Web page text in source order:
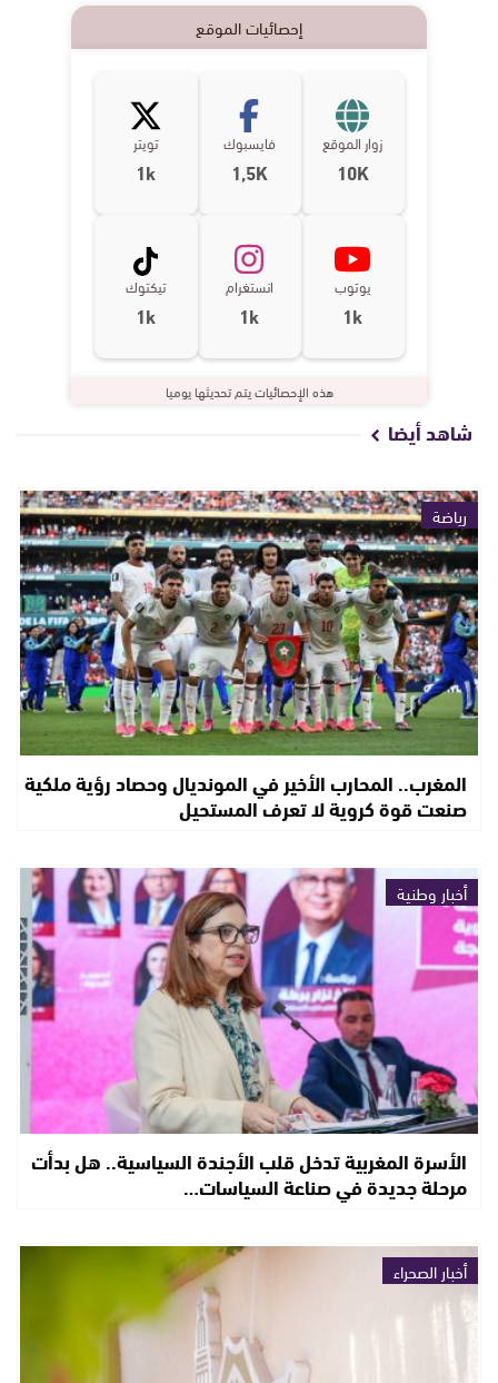
إحصائيات الموقع
زوار الموقع
10K
فايسبوك
1,5K
تويتر
1k
يوتوب
1k
انستغرام
1k
تيكتوك
1k
هذه الإحصائيات يتم تحديثها يوميا
شاهد أيضا
رياضة
المغرب.. المحارب الأخير في المونديال وحصاد رؤية ملكية
صنعت قوة كروية لا تعرف المستحيل
أخبار وطنية
الأسرة المغربية تدخل قلب الأجندة السياسية.. هل بدأت
مرحلة جديدة في صناعة السياسات…
أخبار الصحراء